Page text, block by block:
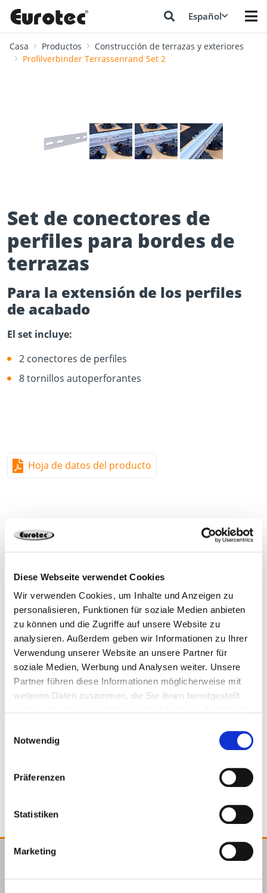
Diese Webseite verwendet Cookies
Wir verwenden Cookies, um Inhalte und Anzeigen zu
personalisieren, Funktionen für soziale Medien anbieten
zu können und die Zugriffe auf unsere Website zu
analysieren. Außerdem geben wir Informationen zu Ihrer
Verwendung unserer Website an unsere Partner für
soziale Medien, Werbung und Analysen weiter. Unsere
Partner führen diese Informationen möglicherweise mit
weiteren Daten zusammen, die Sie ihnen bereitgestellt
Notwendig
Präferenzen
Statistiken
Marketing
Español
Casa Productos
Construcción de terrazas y exteriores
Profilverbinder Terrassenrand Set 2
Set de conectores de
perfiles para bordes de
terrazas
Para la extensión de los perfiles
de acabado
El set incluye:
2 conectores de perfiles
8 tornillos autoperforantes
Hoja de datos del producto
20 x 2 x 100 mm 2,0 mm
2,0 mm Aluminio 2
4251314725998
Productos adecuados